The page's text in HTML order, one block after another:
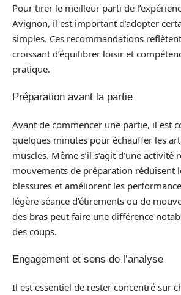
Pour tirer le meilleur parti de
Avignon, il est important d’adopter
simples. Ces recommandations
croissant d’équilibrer loisir et
pratique.
Préparation avant la partie
Avant de commencer une partie, il est
quelques minutes pour échauffer les
muscles. Même s’il s’agit d’une activité
mouvements de préparation réduisent
blessures et améliorent les
légère séance d’étirements ou de
des bras peut faire une différence
des coups.
Engagement et sens de l’analyse
Il est essentiel de rester concentré sur